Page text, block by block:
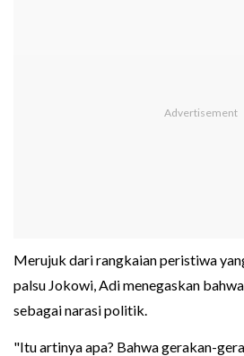
Merujuk dari rangkaian peristiwa
palsu Jokowi, Adi menegaskan
sebagai narasi politik.
"Itu artinya apa? Bahwa gerakan-